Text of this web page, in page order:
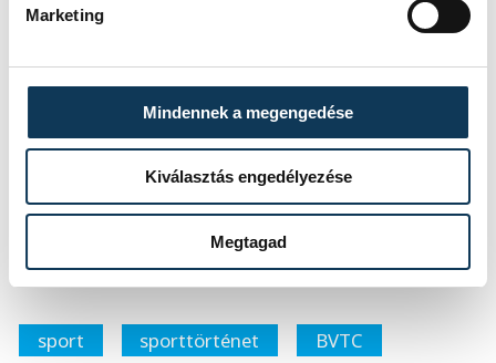
Marketing
Mindennek a megengedése
Kiválasztás engedélyezése
Megtagad
sport sporttörténet BVTC